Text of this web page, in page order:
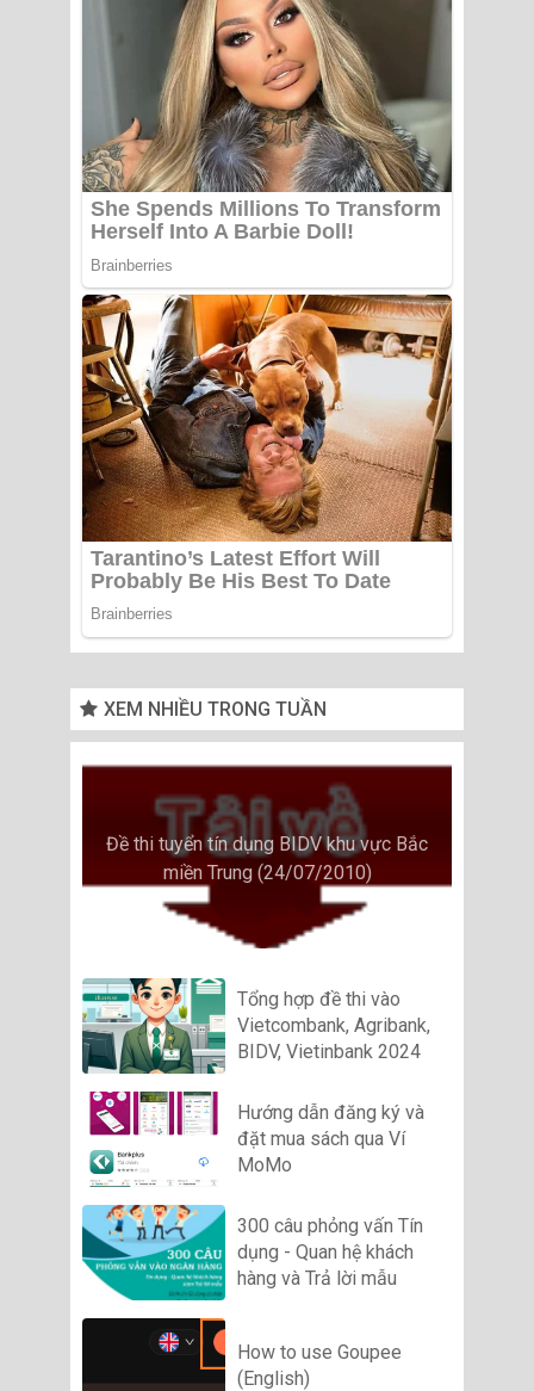
XEM NHIỀU TRONG TUẦN
Đề thi tuyển tín dụng BIDV khu vực Bắc
miền Trung (24/07/2010)
Tổng hợp đề thi vào
Vietcombank, Agribank,
BIDV, Vietinbank 2024
Hướng dẫn đăng ký và
đặt mua sách qua Ví
MoMo
300 câu phỏng vấn Tín
dụng - Quan hệ khách
hàng và Trả lời mẫu
How to use Goupee
(English)